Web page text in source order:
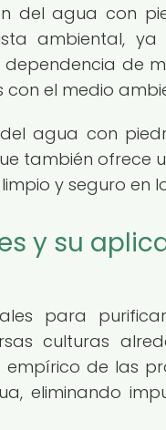
del agua con
ambiental, ya
de
el medio
agua con
también
y seguro en
y su
para
culturas
de las
eliminando